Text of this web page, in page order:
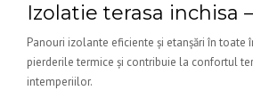
Izolatie terasa inchisa
Panouri izolante eficiente și etanșări în toate
pierderile termice și contribuie la confortul
intemperiilor.